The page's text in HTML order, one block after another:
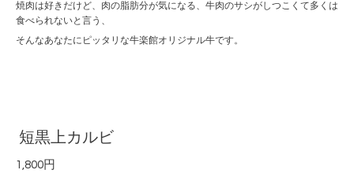
焼肉は好きだけど、肉の脂肪分が気になる、牛肉のサシがしつこくて多くは
食べられないと言う、
そんなあなたにピッタリな牛楽館オリジナル牛です。
短黒上カルビ
1,800円